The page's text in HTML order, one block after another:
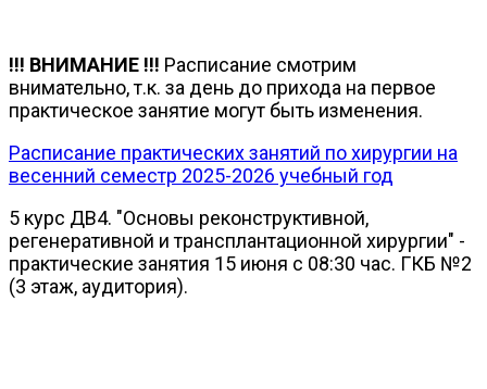
!!! ВНИМАНИЕ !!! Расписание смотрим
внимательно, т.к. за день до прихода на первое
практическое занятие могут быть изменения.
Расписание практических занятий по хирургии на
весенний семестр 2025-2026 учебный год
5 курс ДВ4. "Основы реконструктивной,
регенеративной и трансплантационной хирургии" -
практические занятия 15 июня с 08:30 час. ГКБ №2
(3 этаж, аудитория).